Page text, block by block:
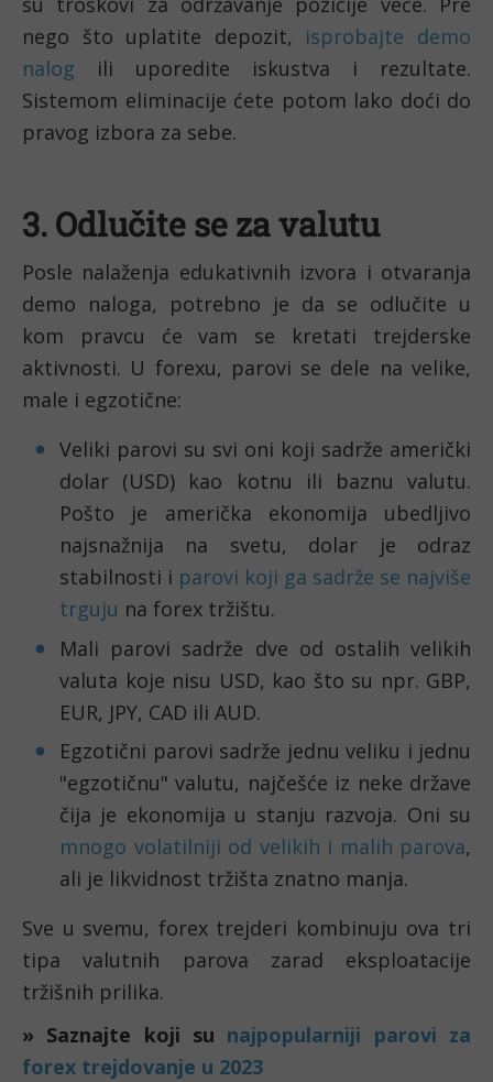
nego što uplatite depozit, isprobajte demo
nalog ili uporedite iskustva i rezultate.
Sistemom eliminacije ćete potom lako doći do
pravog izbora za sebe.
3. Odlučite se za valutu
Posle nalaženja edukativnih izvora i otvaranja
demo naloga, potrebno je da se odlučite u
kom pravcu će vam se kretati trejderske
aktivnosti. U forexu, parovi se dele na velike,
male i egzotične:
Veliki parovi su svi oni koji sadrže američki
dolar (USD) kao kotnu ili baznu valutu.
Pošto je američka ekonomija ubedljivo
najsnažnija na svetu, dolar je odraz
stabilnosti i parovi koji ga sadrže se najviše
trguju na forex tržištu.
Mali parovi sadrže dve od ostalih velikih
valuta koje nisu USD, kao što su npr. GBP,
EUR, JPY, CAD ili AUD.
Egzotični parovi sadrže jednu veliku i jednu
"egzotičnu" valutu, najčešće iz neke države
mnogo volatilniji od velikih i malih parova,
ali je likvidnost tržišta znatno manja.
Sve u svemu, forex trejderi kombinuju ova tri
tipa valutnih parova zarad eksploatacije
tržišnih prilika.
» Saznajte koji su najpopularniji parovi za
forex trejdovanje u 2023